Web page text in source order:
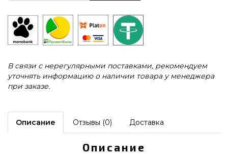
В связи с нерегулярными поставками, рекомендуем
уточнять информацию о наличии товара у менеджера
при заказе.
Описание Отзывы (0) Доставка
Описание